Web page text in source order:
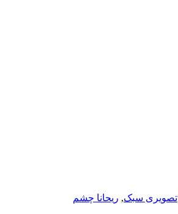
تصویری سبک, ریحانا چشم